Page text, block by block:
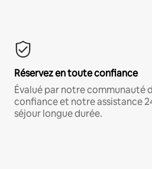
Réservez en toute confiance
Évalué par notre communauté
confiance et notre assistance
séjour longue durée.